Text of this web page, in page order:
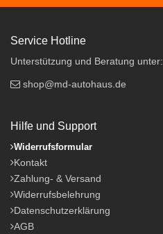
Service Hotline
Unterstützung und Beratung unter:
shop@md-autohaus.de
Hilfe und Support
Widerrufsformular
Kontakt
Zahlung- & Versand
Widerrufsbelehrung
Datenschutzerklärung
AGB